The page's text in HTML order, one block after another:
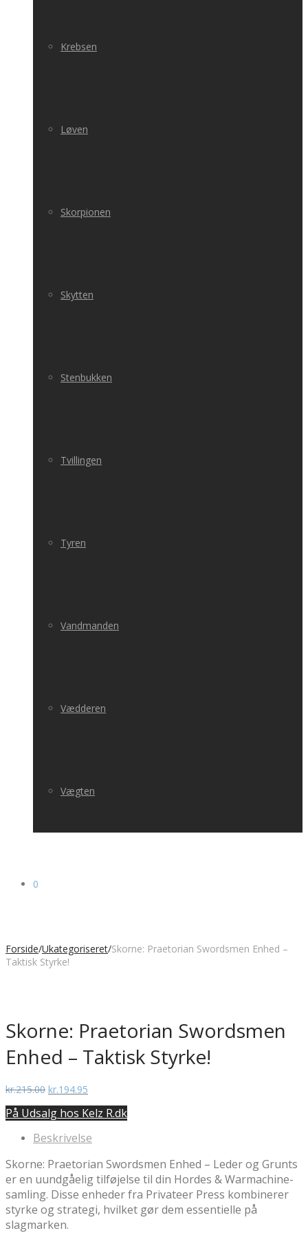
Krebsen
Løven
Skorpionen
Skytten
Stenbukken
Tvillingen
Tyren
Vandmanden
Vædderen
Vægten
0
Forside/Ukategoriseret/Skorne: Praetorian Swordsmen Enhed –
Taktisk Styrke!
Skorne: Praetorian Swordsmen
Enhed – Taktisk Styrke!
kr.215.00 Den
pris
kr.215.00.
kr.194.95
pris
kr.194.95.
På Udsalg hos Kelz R.dk
Beskrivelse
Skorne: Praetorian Swordsmen Enhed – Leder og Grunts
er en uundgåelig tilføjelse til din Hordes & Warmachine-
samling. Disse enheder fra Privateer Press kombinerer
styrke og strategi, hvilket gør dem essentielle på
slagmarken.